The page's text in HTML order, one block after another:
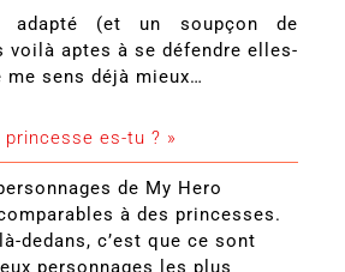
adapté (et un soupçon de
voilà aptes à se défendre elles-
me sens déjà mieux…
princesse es-tu ? »
de My Hero
à des princesses.
dedans, c’est que ce sont
personnages les plus